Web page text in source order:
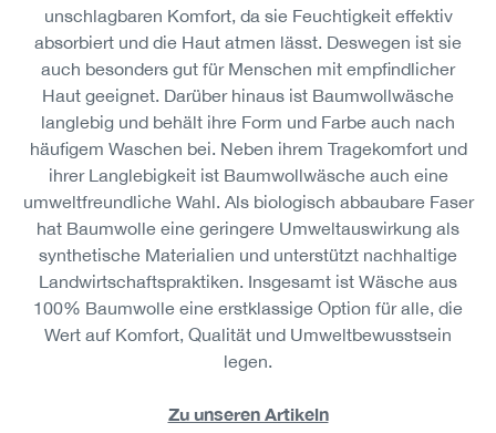
unschlagbaren Komfort, da sie Feuchtigkeit effektiv
absorbiert und die Haut atmen lässt. Deswegen ist sie
auch besonders gut für Menschen mit empfindlicher
Haut geeignet. Darüber hinaus ist Baumwollwäsche
langlebig und behält ihre Form und Farbe auch nach
häufigem Waschen bei. Neben ihrem Tragekomfort und
ihrer Langlebigkeit ist Baumwollwäsche auch eine
umweltfreundliche Wahl. Als biologisch abbaubare Faser
hat Baumwolle eine geringere Umweltauswirkung als
synthetische Materialien und unterstützt nachhaltige
Landwirtschaftspraktiken. Insgesamt ist Wäsche aus
100% Baumwolle eine erstklassige Option für alle, die
Wert auf Komfort, Qualität und Umweltbewusstsein
legen.
Zu unseren Artikeln